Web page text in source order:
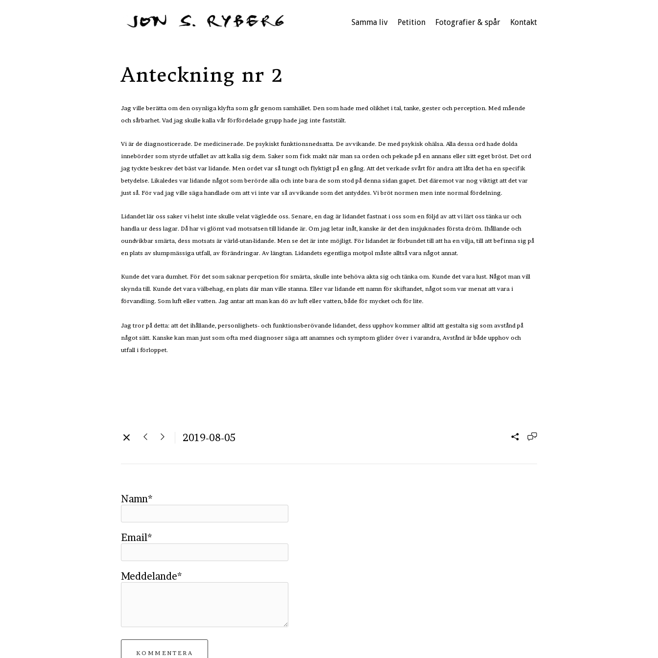
Samma liv Petition Fotografier & spår Kontakt
Anteckning nr 2
Jag ville berätta om den osynliga klyfta som går genom samhället. Den som hade med olikhet i tal, tanke, gester och perception. Med mående
och sårbarhet. Vad jag skulle kalla vår förfördelade grupp hade jag inte faststält.
Vi är de diagnosticerade. De medicinerade. De psykiskt funktionsnedsatta. De avvikande. De med psykisk ohälsa. Alla dessa ord hade dolda
innebörder som styrde utfallet av att kalla sig dem. Saker som fick makt när man sa orden och pekade på en annans eller sitt eget bröst. Det ord
jag tyckte beskrev det bäst var lidande. Men ordet var så tungt och flyktigt på en gång. Att det verkade svårt för andra att låta det ha en specifik
betydelse. Likaledes var lidande något som berörde alla och inte bara de som stod på denna sidan gapet. Det däremot var nog viktigt att det var
just så. För vad jag ville säga handlade om att vi inte var så avvikande som det antyddes. Vi bröt normen men inte normal fördelning.
Lidandet lär oss saker vi helst inte skulle velat vägledde oss. Senare, en dag är lidandet fastnat i oss som en följd av att vi lärt oss tänka ur och
handla ur dess lagar. Då har vi glömt vad motsatsen till lidande är. Om jag letar inåt, kanske är det den insjuknades första dröm. Ihållande och
oundvikbar smärta, dess motsats är värld-utan-lidande. Men se det är inte möjligt. För lidandet är förbundet till att ha en vilja, till att befinna sig på
en plats av slumpmässiga utfall, av förändringar. Av längtan. Lidandets egentliga motpol måste alltså vara något annat.
Kunde det vara dumhet. För det som saknar percpetion för smärta, skulle inte behöva akta sig och tänka om. Kunde det vara lust. Något man vill
skynda till. Kunde det vara välbehag, en plats där man ville stanna. Eller var lidande ett namn för skiftandet, något som var menat att vara i
förvandling. Som luft eller vatten. Jag antar att man kan dö av luft eller vatten, både för mycket och för lite.
Jag tror på detta: att det ihållande, personlighets- och funktionsberövande lidandet, dess upphov kommer alltid att gestalta sig som avstånd på
något sätt. Kanske kan man just som ofta med diagnoser säga att anamnes och symptom glider över i varandra, Avstånd är både upphov och
utfall i förloppet.
2019-08-05
Namn*
Email*
Meddelande*
KOMMENTERA